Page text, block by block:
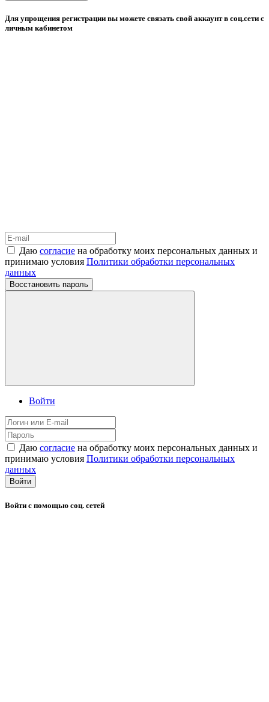
Для упрощения регистрации вы можете связать свой аккаунт в соц.сети с
личным кабинетом
Даю согласие на обработку моих персональных данных и
принимаю условия Политики обработки персональных
данных
Восстановить пароль
Войти
Даю согласие на обработку моих персональных данных и
принимаю условия Политики обработки персональных
данных
Войти
Войти с помощью соц. сетей